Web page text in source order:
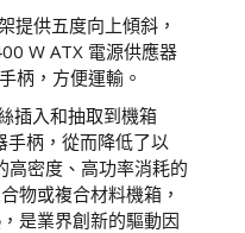
提供五度向上傾斜，
W ATX 電源供應器
柄，方便運輸。
插入和抽取到機箱
柄，從而降低了以
高密度、高功率消耗的
物或複合材料機箱，
是業界創新的驅動因